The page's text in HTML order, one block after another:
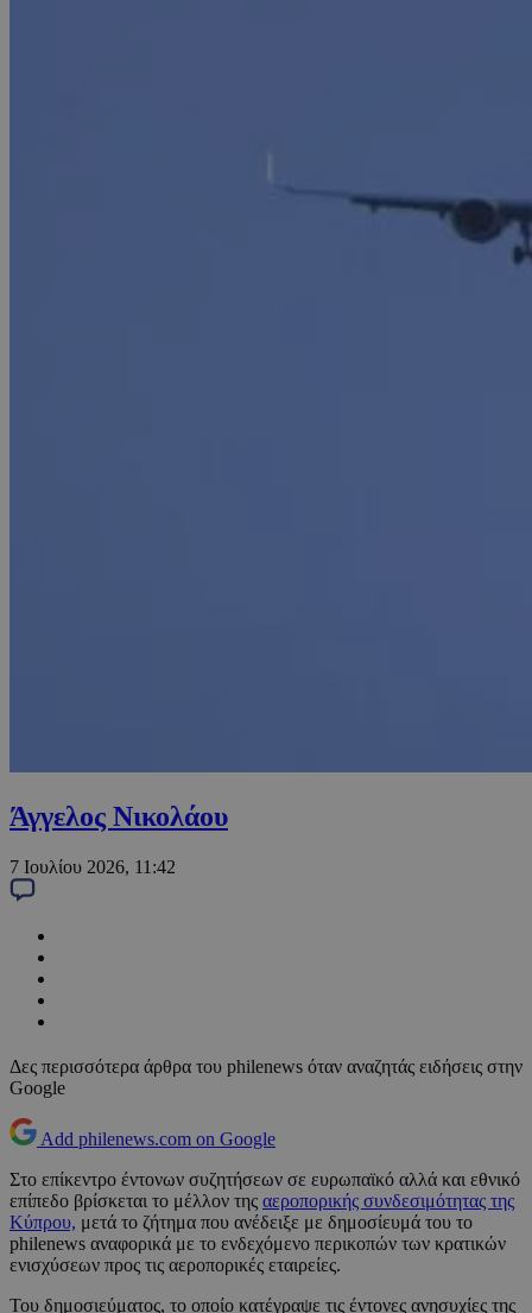
Άγγελος Νικολάου
7 Ιουλίου 2026, 11:42
Δες περισσότερα άρθρα του philenews όταν αναζητάς ειδήσεις στην
Google
Add philenews.com on Google
Στο επίκεντρο έντονων συζητήσεων σε ευρωπαϊκό αλλά και εθνικό
επίπεδο βρίσκεται το μέλλον της αεροπορικής συνδεσιμότητας της
Κύπρου, μετά το ζήτημα που ανέδειξε με δημοσίευμά του το
philenews αναφορικά με το ενδεχόμενο περικοπών των κρατικών
ενισχύσεων προς τις αεροπορικές εταιρείες.
Του δημοσιεύματος, το οποίο κατέγραψε τις έντονες ανησυχίες της